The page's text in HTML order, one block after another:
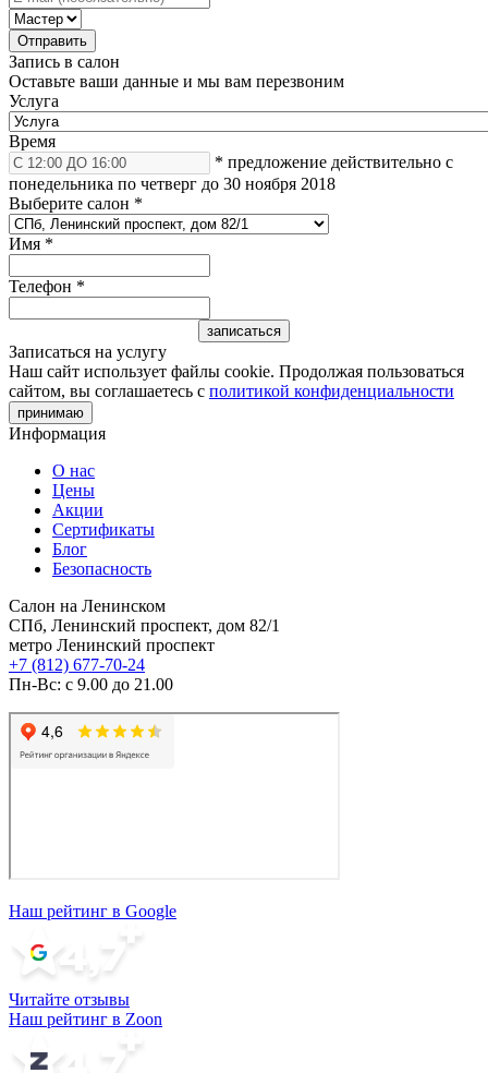
Запись в салон
Оставьте ваши данные и мы вам перезвоним
Услуга
Время
* предложение действительно с
понедельника по четверг до 30 ноября 2018
Выберите салон *
Имя *
Телефон *
Записаться на услугу
Наш сайт использует файлы cookie. Продолжая пользоваться
сайтом, вы соглашаетесь с политикой конфиденциальности
принимаю
Информация
О нас
Цены
Акции
Сертификаты
Блог
Безопасность
Салон на Ленинском
СПб, Ленинский проспект, дом 82/1
метро Ленинский проспект
+7 (812) 677-70-24
Пн-Вс: с 9.00 до 21.00
Наш рейтинг в Google
Читайте отзывы
Наш рейтинг в Zoon